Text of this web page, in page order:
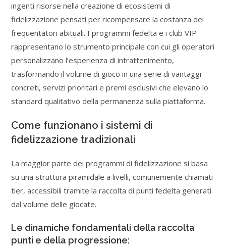
ingenti risorse nella creazione di ecosistemi di
fidelizzazione pensati per ricompensare la costanza dei
frequentatori abituali. I programmi fedelta e i club VIP
rappresentano lo strumento principale con cui gli operatori
personalizzano l’esperienza di intrattenimento,
trasformando il volume di gioco in una serie di vantaggi
concreti, servizi prioritari e premi esclusivi che elevano lo
standard qualitativo della permanenza sulla piattaforma.
Come funzionano i sistemi di
fidelizzazione tradizionali
La maggior parte dei programmi di fidelizzazione si basa
su una struttura piramidale a livelli, comunemente chiamati
tier, accessibili tramite la raccolta di punti fedelta generati
dal volume delle giocate.
Le dinamiche fondamentali della raccolta
punti e della progressione: